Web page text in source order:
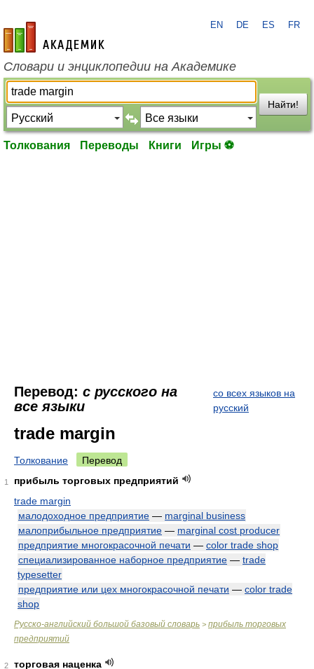
academic.ru
EN DE ES FR
Словари и энциклопедии на Академике
Найти!
Толкования Переводы Книги Игры ⚽
Перевод: с русского на
все языки
со всех языков на
русский
trade margin
Толкование Перевод
1
прибыль торговых предприятий
trade margin
малодоходное предприятие — marginal business
малоприбыльное предприятие — marginal cost producer
предприятие многокрасочной печати — color trade shop
специализированное наборное предприятие — trade
typesetter
предприятие или цех многокрасочной печати — color trade
shop
Русско-английский большой базовый словарь > прибыль торговых
предприятий
2
торговая наценка